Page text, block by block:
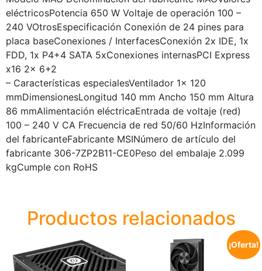
eléctricosPotencia 650 W Voltaje de operación 100 –
240 VOtrosEspecificación Conexión de 24 pines para
placa baseConexiones / InterfacesConexión 2x IDE, 1x
FDD, 1x P4+4 SATA 5xConexiones internasPCI Express
x16 2x 6+2
– Características especialesVentilador 1x 120
mmDimensionesLongitud 140 mm Ancho 150 mm Altura
86 mmAlimentación eléctricaEntrada de voltaje (red)
100 – 240 V CA Frecuencia de red 50/60 HzInformación
del fabricanteFabricante MSINúmero de artículo del
fabricante 306-7ZP2B11-CE0Peso del embalaje 2.099
kgCumple con RoHS
Productos relacionados
¡Oferta!